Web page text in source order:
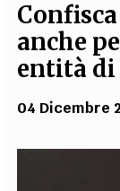
anche
entità di
04 Dicembre